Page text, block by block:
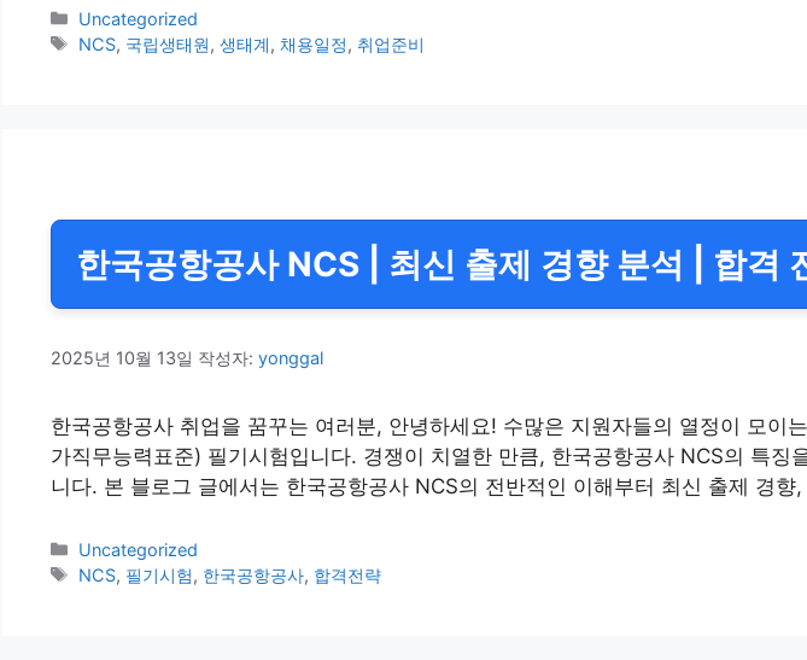
카
테
Uncategorized
태
NCS, 국립생태원,생태계, 채용일정, 취업준비
한국공항공사 NCS | 최신 출제 경향 분석 | 합격
2025년 10월 13일 작성자: yonggal
한국공항공사 취업을 꿈꾸는 여러분, 안녕하세요! 수많은 지원자들의 열정이 모
가직무능력표준) 필기시험입니다. 경쟁이 치열한 만큼, 한국공항공사 NCS의 특
니다. 본 블로그 글에서는 한국공항공사 NCS의 전반적인 이해부터 최신 출제 경
카
테
Uncategorized
태
NCS, 필기시험, 한국공항공사, 합격전략